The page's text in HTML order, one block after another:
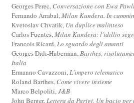
Georges Perec, Conversazione con Ewa
Fernando Arrabal,Milan Kundera. In
Kvetoslav Chvatìk, Un duplice malinteso
Carlos Fuentes,Milan Kundera: l'idillio
Francois Ricard,Lo sguardo degli amanti
Georges Didi-Huberman,Barthes,
Italia
Ermanno Cavazzoni,L'impero telematico
Roland Barthes, Come vivere insieme
Marco Belpoliti,J&B
John Berger,Lettera da Parigi. Un bacio per